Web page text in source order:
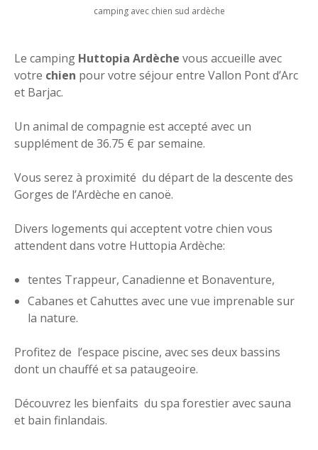
camping avec chien sud ardèche
Le camping Huttopia Ardèche vous accueille avec
votre chien pour votre séjour entre Vallon Pont d’Arc
et Barjac.
Un animal de compagnie est accepté avec un
supplément de 36.75 € par semaine.
Vous serez à proximité du départ de la descente des
Gorges de l’Ardèche en canoë.
Divers logements qui acceptent votre chien vous
attendent dans votre Huttopia Ardèche:
tentes Trappeur, Canadienne et Bonaventure,
Cabanes et Cahuttes avec une vue imprenable sur
la nature.
Profitez de l’espace piscine, avec ses deux bassins
dont un chauffé et sa pataugeoire.
Découvrez les bienfaits du spa forestier avec sauna
et bain finlandais.